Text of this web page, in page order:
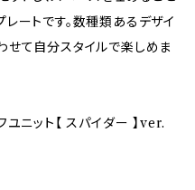
ートです。数種類あるデザイ
せて自分スタイルで楽しめま
ニット【 スパイダー 】ver.